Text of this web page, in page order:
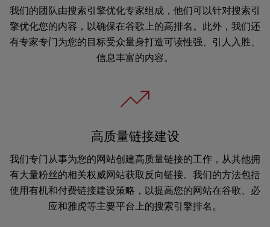
我们的团队由搜索引擎优化专家组成，他们可以针对搜索引
擎优化您的内容，以确保在谷歌上的高排名。此外，我们还
有专家专门为您的目标受众量身打造可读性强、引人入胜、
信息丰富的内容。
高质量链接建设
我们专门从事为您的网站创建高质量链接的工作，从其他拥
有大量粉丝的相关权威网站获取反向链接。我们的方法包括
使用有机和付费链接建设策略，以提高您的网站在谷歌、必
应和雅虎等主要平台上的搜索引擎排名。